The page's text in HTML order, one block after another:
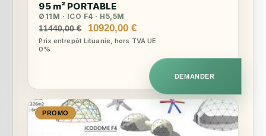
95 m² PORTABLE
Ø11M · ICO F4 · H5,5M
11440,00€
Le
prix
10920,00€Le
prix
est :
10920,00 €.
Prix entrepôt Lituanie, hors TVA UE
0%
DEMANDER
PROMO